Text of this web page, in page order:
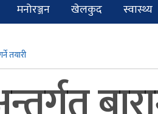
मनोरञ्जन खेलकुद स्वास्थ्य
तयारी